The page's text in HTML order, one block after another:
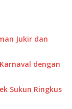
Jukir dan
dengan
Sukun Ringkus